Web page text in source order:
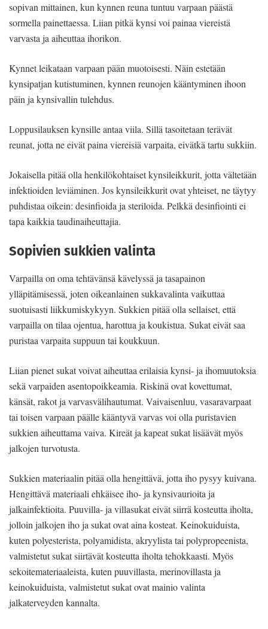
sopivan mittainen, kun kynnen reuna tuntuu varpaan päästä
sormella painettaessa. Liian pitkä kynsi voi painaa viereistä
varvasta ja aiheuttaa ihorikon.
Kynnet leikataan varpaan pään muotoisesti. Näin estetään
kynsipatjan kutistuminen, kynnen reunojen kääntyminen ihoon
päin ja kynsivallin tulehdus.
Loppusilauksen kynsille antaa viila. Sillä tasoitetaan terävät
reunat, jotta ne eivät paina viereisiä varpaita, eivätkä tartu sukkiin.
Jokaisella pitää olla henkilökohtaiset kynsileikkurit, jotta vältetään
infektioiden leviäminen. Jos kynsileikkurit ovat yhteiset, ne täytyy
puhdistaa oikein: desinfioida ja steriloida. Pelkkä desinfiointi ei
tapa kaikkia taudinaiheuttajia.
Sopivien sukkien valinta
Varpailla on oma tehtävänsä kävelyssä ja tasapainon
ylläpitämisessä, joten oikeanlainen sukkavalinta vaikuttaa
suotuisasti liikkumiskykyyn. Sukkien pitää olla sellaiset, että
varpailla on tilaa ojentua, harottua ja koukistua. Sukat eivät saa
puristaa varpaita suppuun tai koukkuun.
Liian pienet sukat voivat aiheuttaa erilaisia kynsi- ja ihomuutoksia
sekä varpaiden asentopoikkeamia. Riskinä ovat kovettumat,
känsät, rakot ja varvasvälihautumat. Vaivaisenluu, vasaravarpaat
tai toisen varpaan päälle kääntyvä varvas voi olla puristavien
sukkien aiheuttama vaiva. Kireät ja kapeat sukat lisäävät myös
jalkojen turvotusta.
Sukkien materiaalin pitää olla hengittävä, jotta iho pysyy kuivana.
Hengittävä materiaali ehkäisee iho- ja kynsivaurioita ja
jalkainfektioita. Puuvilla- ja villasukat eivät siirrä kosteutta iholta,
jolloin jalkojen iho ja sukat ovat aina kosteat. Keinokuiduista,
kuten polyesterista, polyamidista, akryylista tai polypropeenista,
valmistetut sukat siirtävät kosteutta iholta tehokkaasti. Myös
sekoitemateriaaleista, kuten puuvillasta, merinovillasta ja
keinokuiduista, valmistetut sukat ovat mainio valinta
jalkaterveyden kannalta.